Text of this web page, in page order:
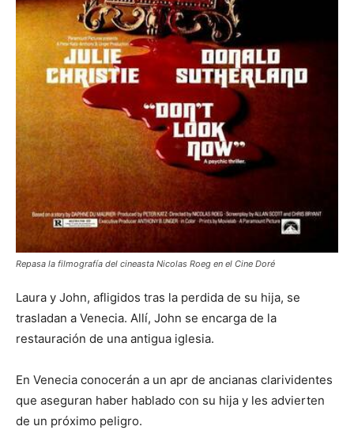
Repasa la filmografía del cineasta Nicolas Roeg en el Cine Doré
Laura y John, afligidos tras la perdida de su hija, se
trasladan a Venecia. Allí, John se encarga de la
restauración de una antigua iglesia.
En Venecia conocerán a un apr de ancianas clarividentes
que aseguran haber hablado con su hija y les advierten
de un próximo peligro.